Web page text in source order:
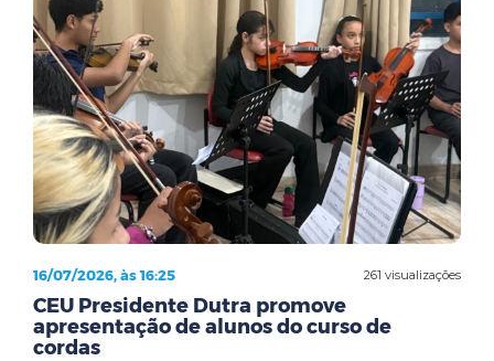
261 visualizações
16/07/2026, às 16:25
CEU Presidente Dutra promove
apresentação de alunos do curso de
cordas